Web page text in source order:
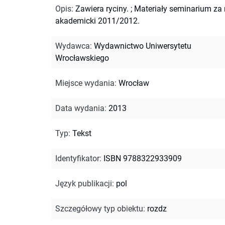
Opis: Zawiera ryciny. ; Materiały seminarium za
akademicki 2011/2012.
Wydawca: Wydawnictwo Uniwersytetu
Wrocławskiego
Miejsce wydania: Wrocław
Data wydania: 2013
Typ: Tekst
Identyfikator: ISBN 9788322933909
Język publikacji: pol
Szczegółowy typ obiektu: rozdz